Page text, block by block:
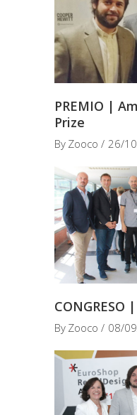
PREMIO |
Prize
By Zooco 26/
By Zooco 08/